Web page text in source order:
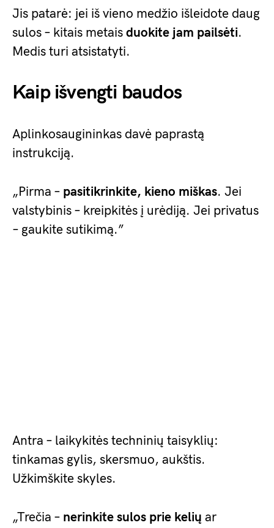
Jis patarė: jei iš vieno medžio išleidote daug
sulos – kitais metais duokite jam pailsėti.
Medis turi atsistatyti.
Kaip išvengti baudos
Aplinkosaugininkas davė paprastą
instrukciją.
„Pirma – pasitikrinkite, kieno miškas. Jei
valstybinis – kreipkitės į urėdiją. Jei privatus
– gaukite sutikimą.”
Antra – laikykitės techninių taisyklių:
tinkamas gylis, skersmuo, aukštis.
Užkimškite skyles.
„Trečia – nerinkite sulos prie kelių ar